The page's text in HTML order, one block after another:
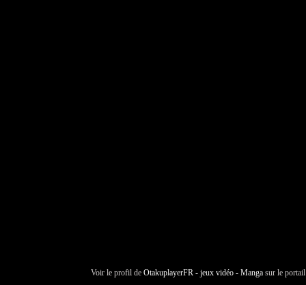
Voir le profil de OtakuplayerFR - jeux vidéo - Manga sur le